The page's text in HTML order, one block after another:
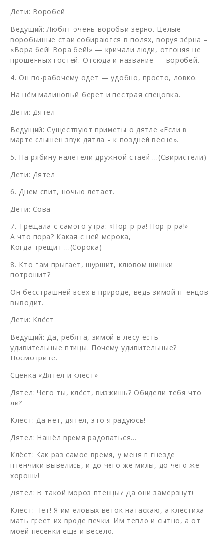
Дети: Воробей
Ведущий: Любят очень воробьи зерно. Целые
воробьиные стаи собираются в полях, воруя зёрна –
«Вора бей! Вора бей!» — кричали люди, отгоняя не
прошенных гостей. Отсюда и название — воробей.
4. Он по-рабочему одет — удобно, просто, ловко.
На нём малиновый берет и пестрая спецовка.
Дети: Дятел
Ведущий: Существуют приметы о дятле «Если в
марте слышен звук дятла – к поздней весне».
5. На рябину налетели дружной стаей …(Свиристели)
Дети: Дятел
6. Днем спит, ночью летает.
Дети: Сова
7. Трещала с самого утра: «Пор-р-ра! Пор-р-ра!»
А что пора? Какая с ней морока,
Когда трещит …(Сорока)
8. Кто там прыгает, шуршит, клювом шишки
потрошит?
Он бесстрашней всех в природе, ведь зимой птенцов
выводит.
Дети: Клёст
Ведущий: Да, ребята, зимой в лесу есть
удивительные птицы. Почему удивительные?
Посмотрите.
Сценка «Дятел и клёст»
Дятел: Чего ты, клёст, визжишь? Обидели тебя что
ли?
Клёст: Да нет, дятел, это я радуюсь!
Дятел: Нашёл время радоваться…
Клёст: Как раз самое время, у меня в гнезде
птенчики вывелись, и до чего же милы, до чего же
хороши!
Дятел: В такой мороз птенцы? Да они замёрзнут!
Клёст: Нет! Я им еловых веток натаскаю, а клестиха-
мать греет их вроде печки. Им тепло и сытно, а от
моей песенки ещё и весело.